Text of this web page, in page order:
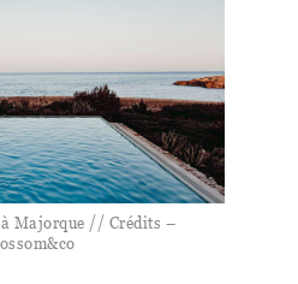
Majorque // Crédits –